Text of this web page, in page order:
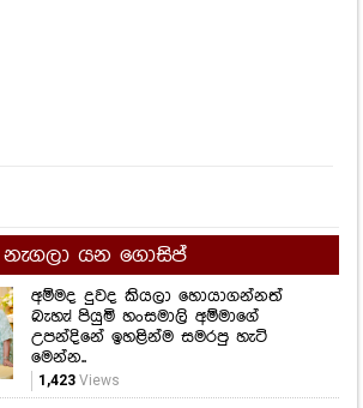
නැගලා යන ගොසිප්
අම්මද දුවද කියලා හොයාගන්නත්
බැහැ! පියුමි හංසමාලි අම්මාගේ
උපන්දිනේ ඉහළින්ම සමරපු හැටි
මෙන්න..
1,423Views